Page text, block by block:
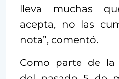
lleva muchas
acepta, no las
nota”, comentó.
Como parte de la